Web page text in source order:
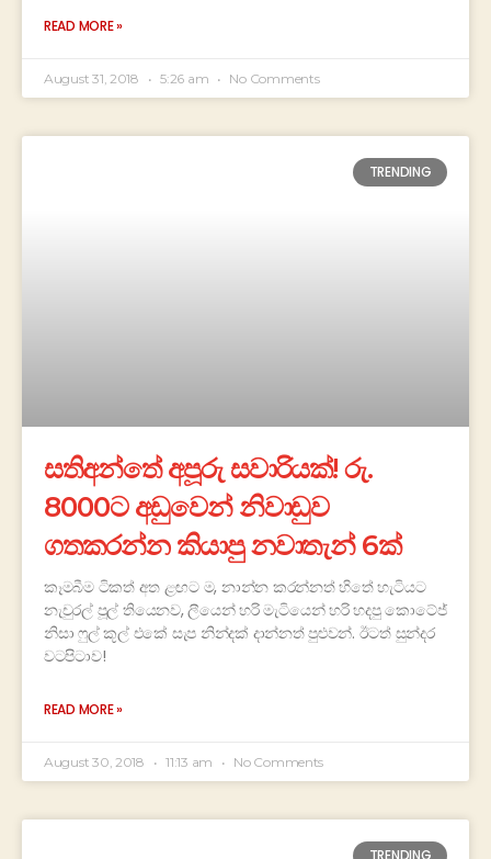
READ MORE »
August 31, 2018 5:26 am No Comments
TRENDING
සතිඅන්තේ අපූරු සවාරියක්! රු.
8000ට අඩුවෙන් නිවාඩුව
ගතකරන්න කියාපු නවාතැන් 6ක්
කෑමබීම ටිකත් අත ළඟට ම, නාන්න කරන්නත් හිතේ හැටියට
නැචුරල් පූල් තියෙනව, ලීයෙන් හරි මැටියෙන් හරි හදපු කොටේජ්
නිසා ෆුල් කූල් එකේ සැප නින්දක් දාන්නත් පුළුවන්. ඊටත් සුන්දර
වටපිටාව!
READ MORE »
August 30, 2018 11:13 am No Comments